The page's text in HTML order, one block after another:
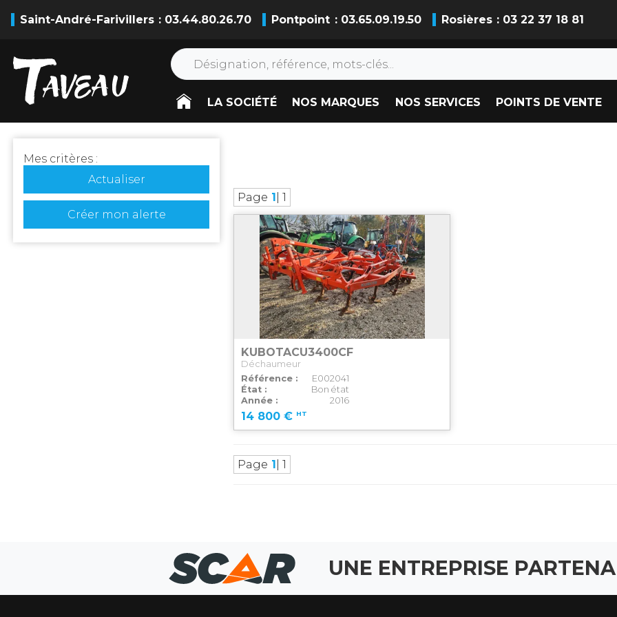
Saint-André-Farivillers : 03.44.80.26.70 Pontpoint : 03.65.09.19.50 Rosières : 03 22 37 18 81
LA SOCIÉTÉ NOS MARQUES NOS SERVICES POINTS DE VENTE
Mes critères :
Actualiser
Créer mon alerte
Page 1 | 1
Déchaumeur
KUBOTACU3400CF
Référence
E002041
État
Bon état
Année
2016
14 800 € HT
Page 1 | 1
UNE ENTREPRISE